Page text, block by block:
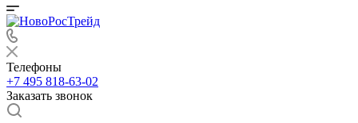
Телефоны
+7 495 818-63-02
Заказать звонок